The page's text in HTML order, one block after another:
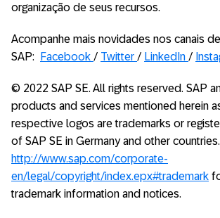
organização de seus recursos.
Acompanhe mais novidades nos canais
SAP:
Facebook / Twitter / LinkedIn /
© 2022 SAP SE. All rights reserved. SAP
products and services mentioned herein
respective logos are trademarks or
of SAP SE in Germany and other
http://www.sap.com/corporate-
en/legal/copyright/index.epx#trademark
trademark information and notices.